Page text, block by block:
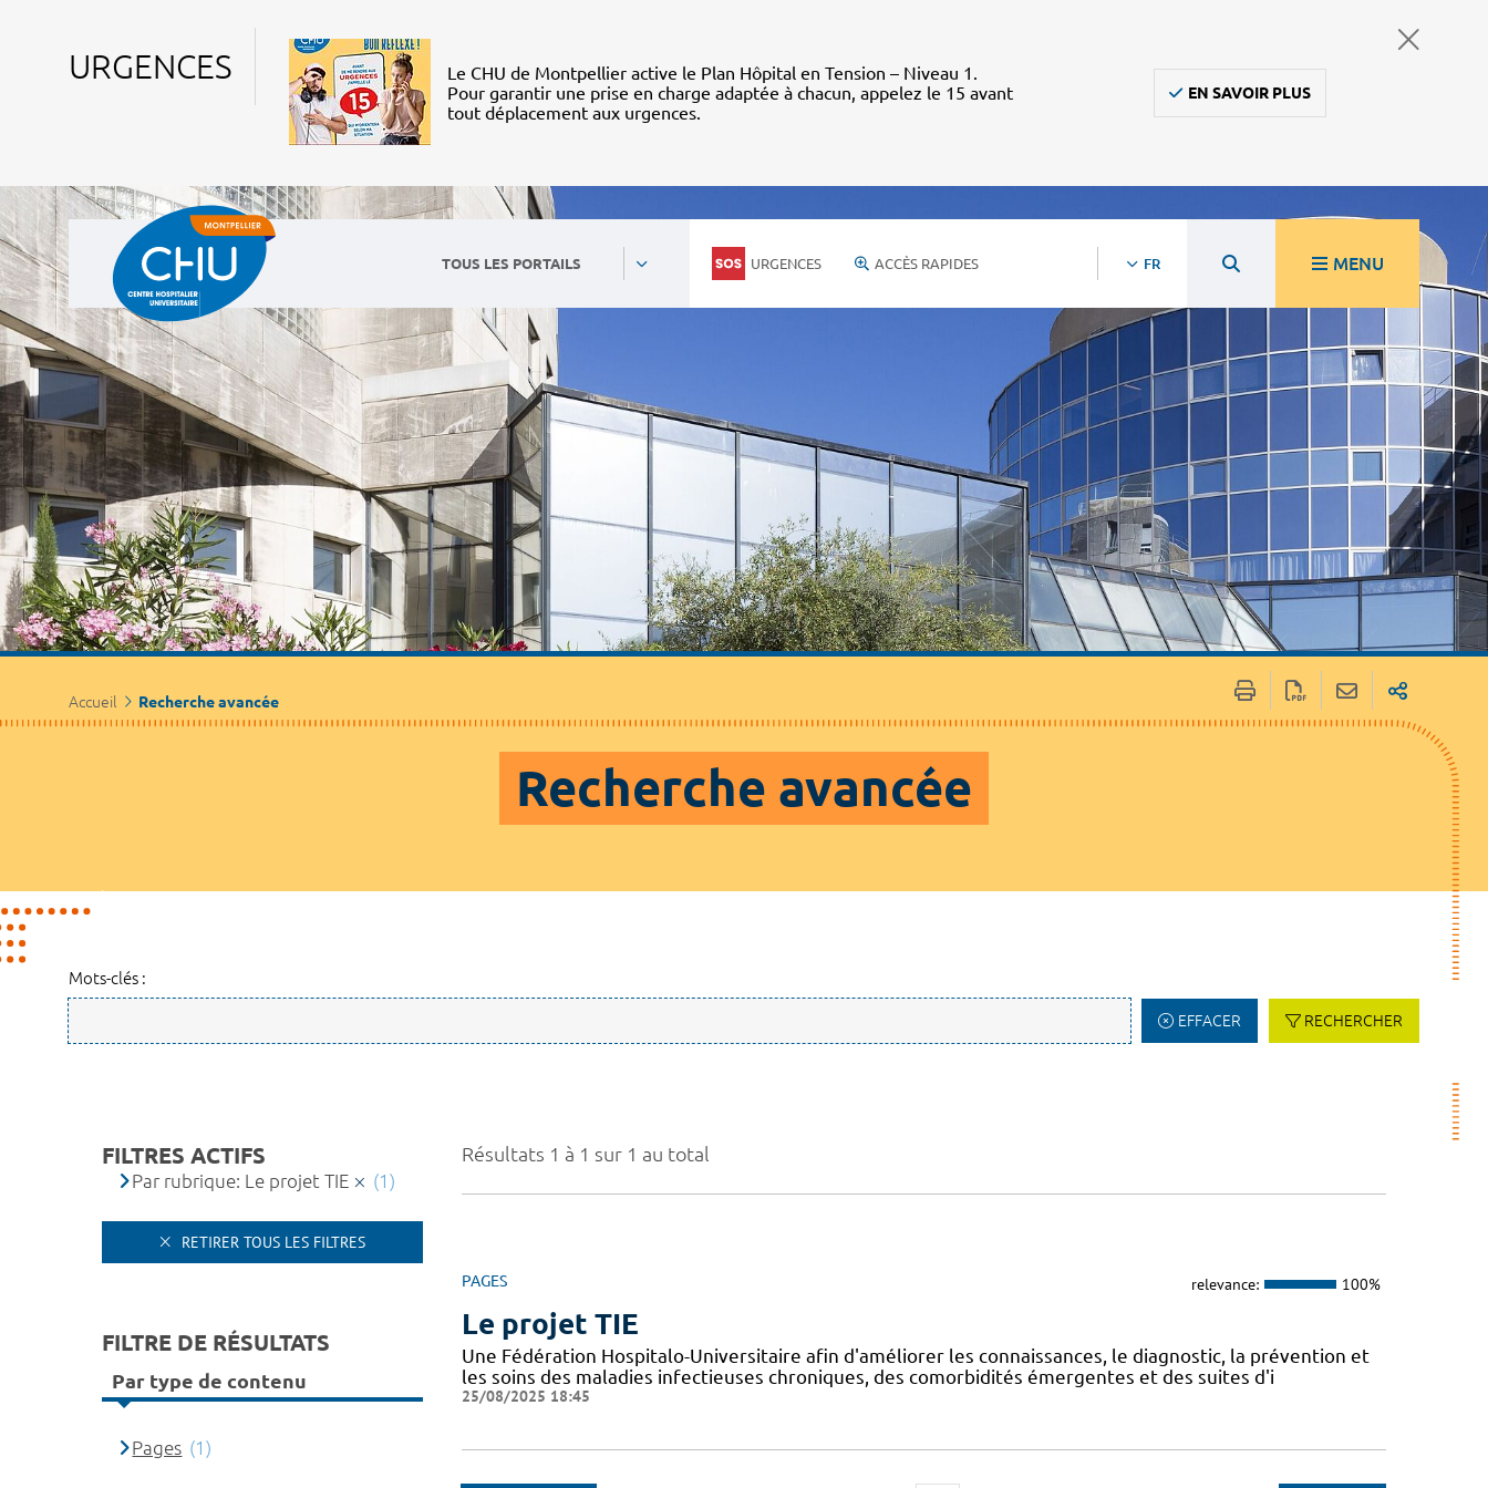
URGENCES
Le CHU de Montpellier active le Plan Hôpital en Tension – Niveau 1.
Pour garantir une prise en charge adaptée à chacun, appelez le 15 avant
tout déplacement aux urgences.
EN SAVOIR PLUS
TOUS LES PORTAILS URGENCES ACCÈS RAPIDES FR MENU
Accueil Recherche avancée
Recherche avancée
Mots-clés :
EFFACER RECHERCHER
Résultats 1 à 1 sur 1 au total
PAGES relevance: 100%
Le projet TIE
Une Fédération Hospitalo-Universitaire afin d'améliorer les connaissances, le diagnostic, la prévention et
les soins des maladies infectieuses chroniques, des comorbidités émergentes et des suites d'i
25/08/2025 18:45
FILTRES ACTIFS
Par rubrique: Le projet TIE (1)
RETIRER TOUS LES FILTRES
FILTRE DE RÉSULTATS
Par type de contenu
Pages (1)